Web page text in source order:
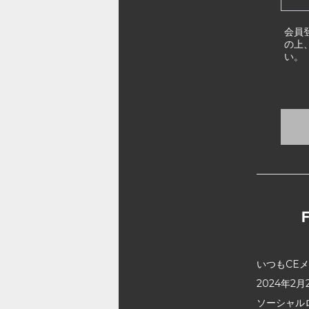
会員
の上
い。
いつもCE
2024年2月
ソーシャ